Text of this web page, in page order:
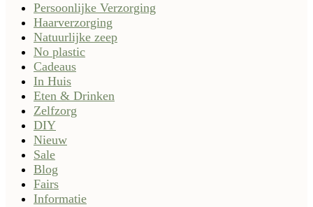
Persoonlijke Verzorging
Haarverzorging
Natuurlijke zeep
No plastic
Cadeaus
In Huis
Eten & Drinken
Zelfzorg
DIY
Nieuw
Sale
Blog
Fairs
Informatie